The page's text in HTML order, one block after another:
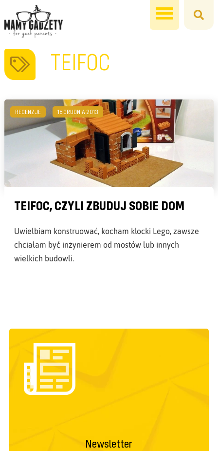
TEIFOC
RECENZJE 16 GRUDNIA 2013
TEIFOC, CZYLI ZBUDUJ SOBIE DOM
Uwielbiam konstruować, kocham klocki Lego, zawsze
chciałam być inżynierem od mostów lub innych
wielkich budowli.
Newsletter